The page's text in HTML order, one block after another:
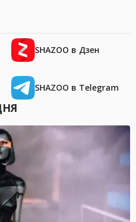
SHAZOO в Дзен
SHAZOO в Telegram